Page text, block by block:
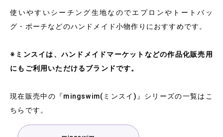
使いやすいシーチング生地なのでエプロンやトートバッ
グ・ポーチなどのハンドメイド小物作りにおすすめです。
※ミンスイは、ハンドメイドマーケットなどの作品化販売用
にもご利用いただけるブランドです。
現在販売中の『mingswim(ミンスイ)』シリーズの一覧はこ
ちらです。